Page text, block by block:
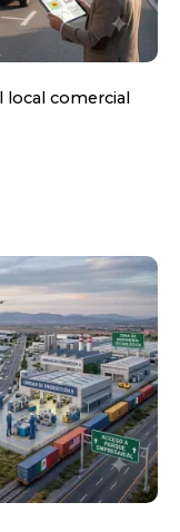
local comercial